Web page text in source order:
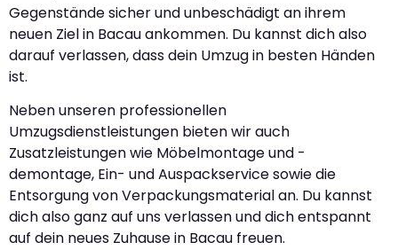
Gegenstände sicher und unbeschädigt an ihrem
neuen Ziel in Bacau ankommen. Du kannst dich also
darauf verlassen, dass dein Umzug in besten Händen
ist.
Neben unseren professionellen
Umzugsdienstleistungen bieten wir auch
Zusatzleistungen wie Möbelmontage und -
demontage, Ein- und Auspackservice sowie die
Entsorgung von Verpackungsmaterial an. Du kannst
dich also ganz auf uns verlassen und dich entspannt
auf dein neues Zuhause in Bacau freuen.